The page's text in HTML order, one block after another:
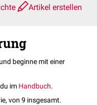
Artikel erstellen
und beginne mit einer
im Handbuch.
von 9 insgesamt.